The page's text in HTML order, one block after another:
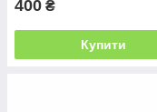
400 ₴
Купити